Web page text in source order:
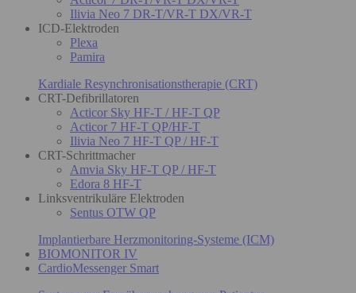
Ilivia Neo 7 DR-T/VR-T DX/VR-T
ICD-Elektroden
Plexa
Pamira
Kardiale Resynchronisationstherapie (CRT)
CRT-Defibrillatoren
Acticor Sky HF-T / HF-T QP
Acticor 7 HF-T QP/HF-T
Ilivia Neo 7 HF-T QP / HF-T
CRT-Schrittmacher
Amvia Sky HF-T QP / HF-T
Edora 8 HF-T
Linksventrikuläre Elektroden
Sentus OTW QP
Implantierbare Herzmonitoring-Systeme (ICM)
BIOMONITOR IV
CardioMessenger Smart